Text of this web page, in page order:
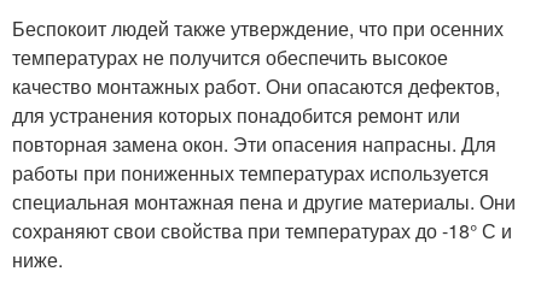
Беспокоит людей также утверждение, что при осенних
температурах не получится обеспечить высокое
качество монтажных работ. Они опасаются дефектов,
для устранения которых понадобится ремонт или
повторная замена окон. Эти опасения напрасны. Для
работы при пониженных температурах используется
специальная монтажная пена и другие материалы. Они
сохраняют свои свойства при температурах до -18° С и
ниже.